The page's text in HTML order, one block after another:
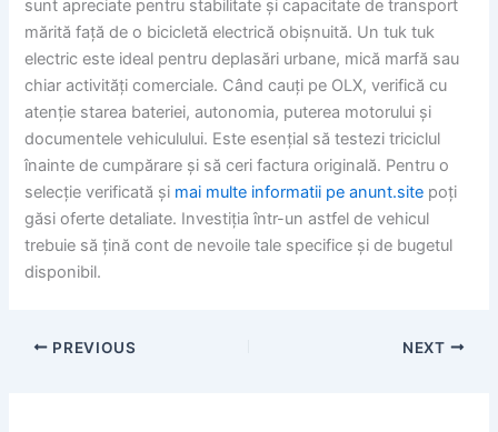
sunt apreciate pentru stabilitate și capacitate de transport
mărită față de o bicicletă electrică obișnuită. Un tuk tuk
electric este ideal pentru deplasări urbane, mică marfă sau
chiar activități comerciale. Când cauți pe OLX, verifică cu
atenție starea bateriei, autonomia, puterea motorului și
documentele vehiculului. Este esențial să testezi triciclul
înainte de cumpărare și să ceri factura originală. Pentru o
selecție verificată și mai multe informatii pe anunt.site poți
găsi oferte detaliate. Investiția într-un astfel de vehicul
trebuie să țină cont de nevoile tale specifice și de bugetul
disponibil.
PREVIOUS NEXT